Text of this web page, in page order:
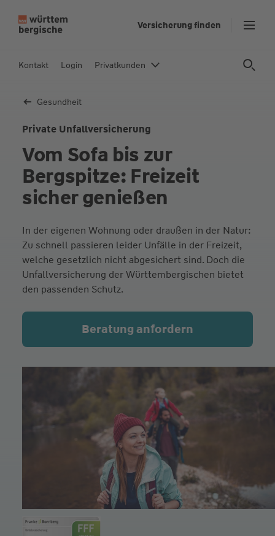
In
Versicherung finden
Kontakt Login Privatkunden
Gesundheit
Private Unfall­versicherung
Vom Sofa bis zur
Bergspitze: Freizeit
sicher genießen
In der eigenen Wohnung oder draußen in der Natur:
Zu schnell passieren leider Unfälle in der Freizeit,
welche gesetzlich nicht abgesichert sind. Doch die
Unfallversicherung der Württembergischen bietet
den passenden Schutz.
Beratung anfordern